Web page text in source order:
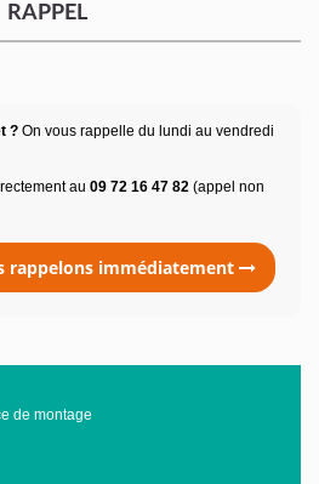
RAPPEL
? On vous rappelle du lundi au vendredi
au 09 72 16 47 82 (appel non
rappelons immédiatement
de montage